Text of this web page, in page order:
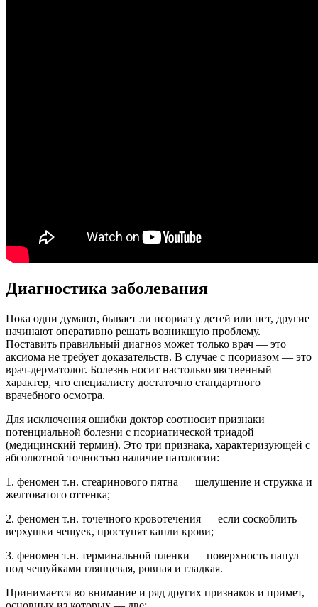
Диагностика заболевания
Пока одни думают, бывает ли псориаз у детей или нет, другие
начинают оперативно решать возникшую проблему.
Поставить правильный диагноз может только врач — это
аксиома не требует доказательств. В случае с псориазом — это
врач-дерматолог. Болезнь носит настолько явственный
характер, что специалисту достаточно стандартного
врачебного осмотра.
Для исключения ошибки доктор соотносит признаки
потенциальной болезни с псориатической триадой
(медицинский термин). Это три признака, характеризующей с
абсолютной точностью наличие патологии:
1. феномен т.н. стеаринового пятна — шелушение и стружка и
желтоватого оттенка;
2. феномен т.н. точечного кровотечения — если соскоблить
верхушки чешуек, проступят капли крови;
3. феномен т.н. терминальной пленки — поверхность папул
под чешуйками глянцевая, ровная и гладкая.
Принимается во внимание и ряд других признаков и примет,